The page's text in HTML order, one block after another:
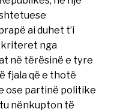
ai duhet t’i
kriteret nga
në tërësinë e tyre
fjala që e thotë
ose partinë politike
nënkupton të